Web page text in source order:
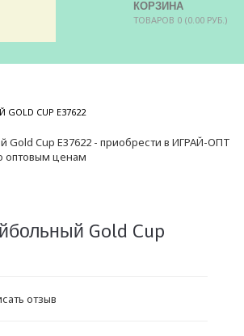
КОРЗИНА
ТОВАРОВ 0 (0.00 РУБ.)
CUP E37622
Gold Cup
отзыв